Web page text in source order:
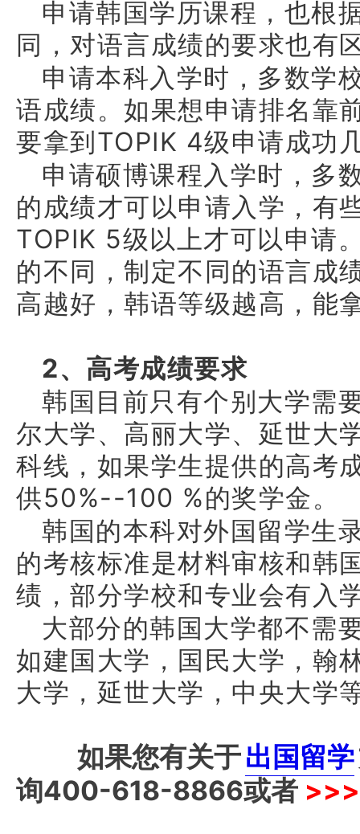
申请韩国学历课程，也根
同，对语言成绩的要求也有
申请本科入学时，多数学
语成绩。如果想申请排名靠
要拿到TOPIK 4级申请成功
申请硕博课程入学时，多
的成绩才可以申请入学，有
TOPIK 5级以上才可以申请
的不同，制定不同的语言成
高越好，韩语等级越高，能
2、高考成绩要求
韩国目前只有个别大学需
尔大学、高丽大学、延世大
科线，如果学生提供的高考
供50%--100 %的奖学金。
韩国的本科对外国留学生
的考核标准是材料审核和韩
绩，部分学校和专业会有入
大部分的韩国大学都不需
如建国大学，国民大学，翰
大学，延世大学，中央大学
如果您有关于出国留学
询400-618-8866或者 >>>